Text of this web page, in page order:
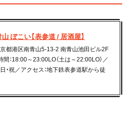
ぼこい【表参道 / 居酒屋】
京都港区南青山5-13-2 南青山池田ビル2F
間：18:00～23:00LO（土は～22:00LO）／
日・祝／アクセス：地下鉄表参道駅から徒